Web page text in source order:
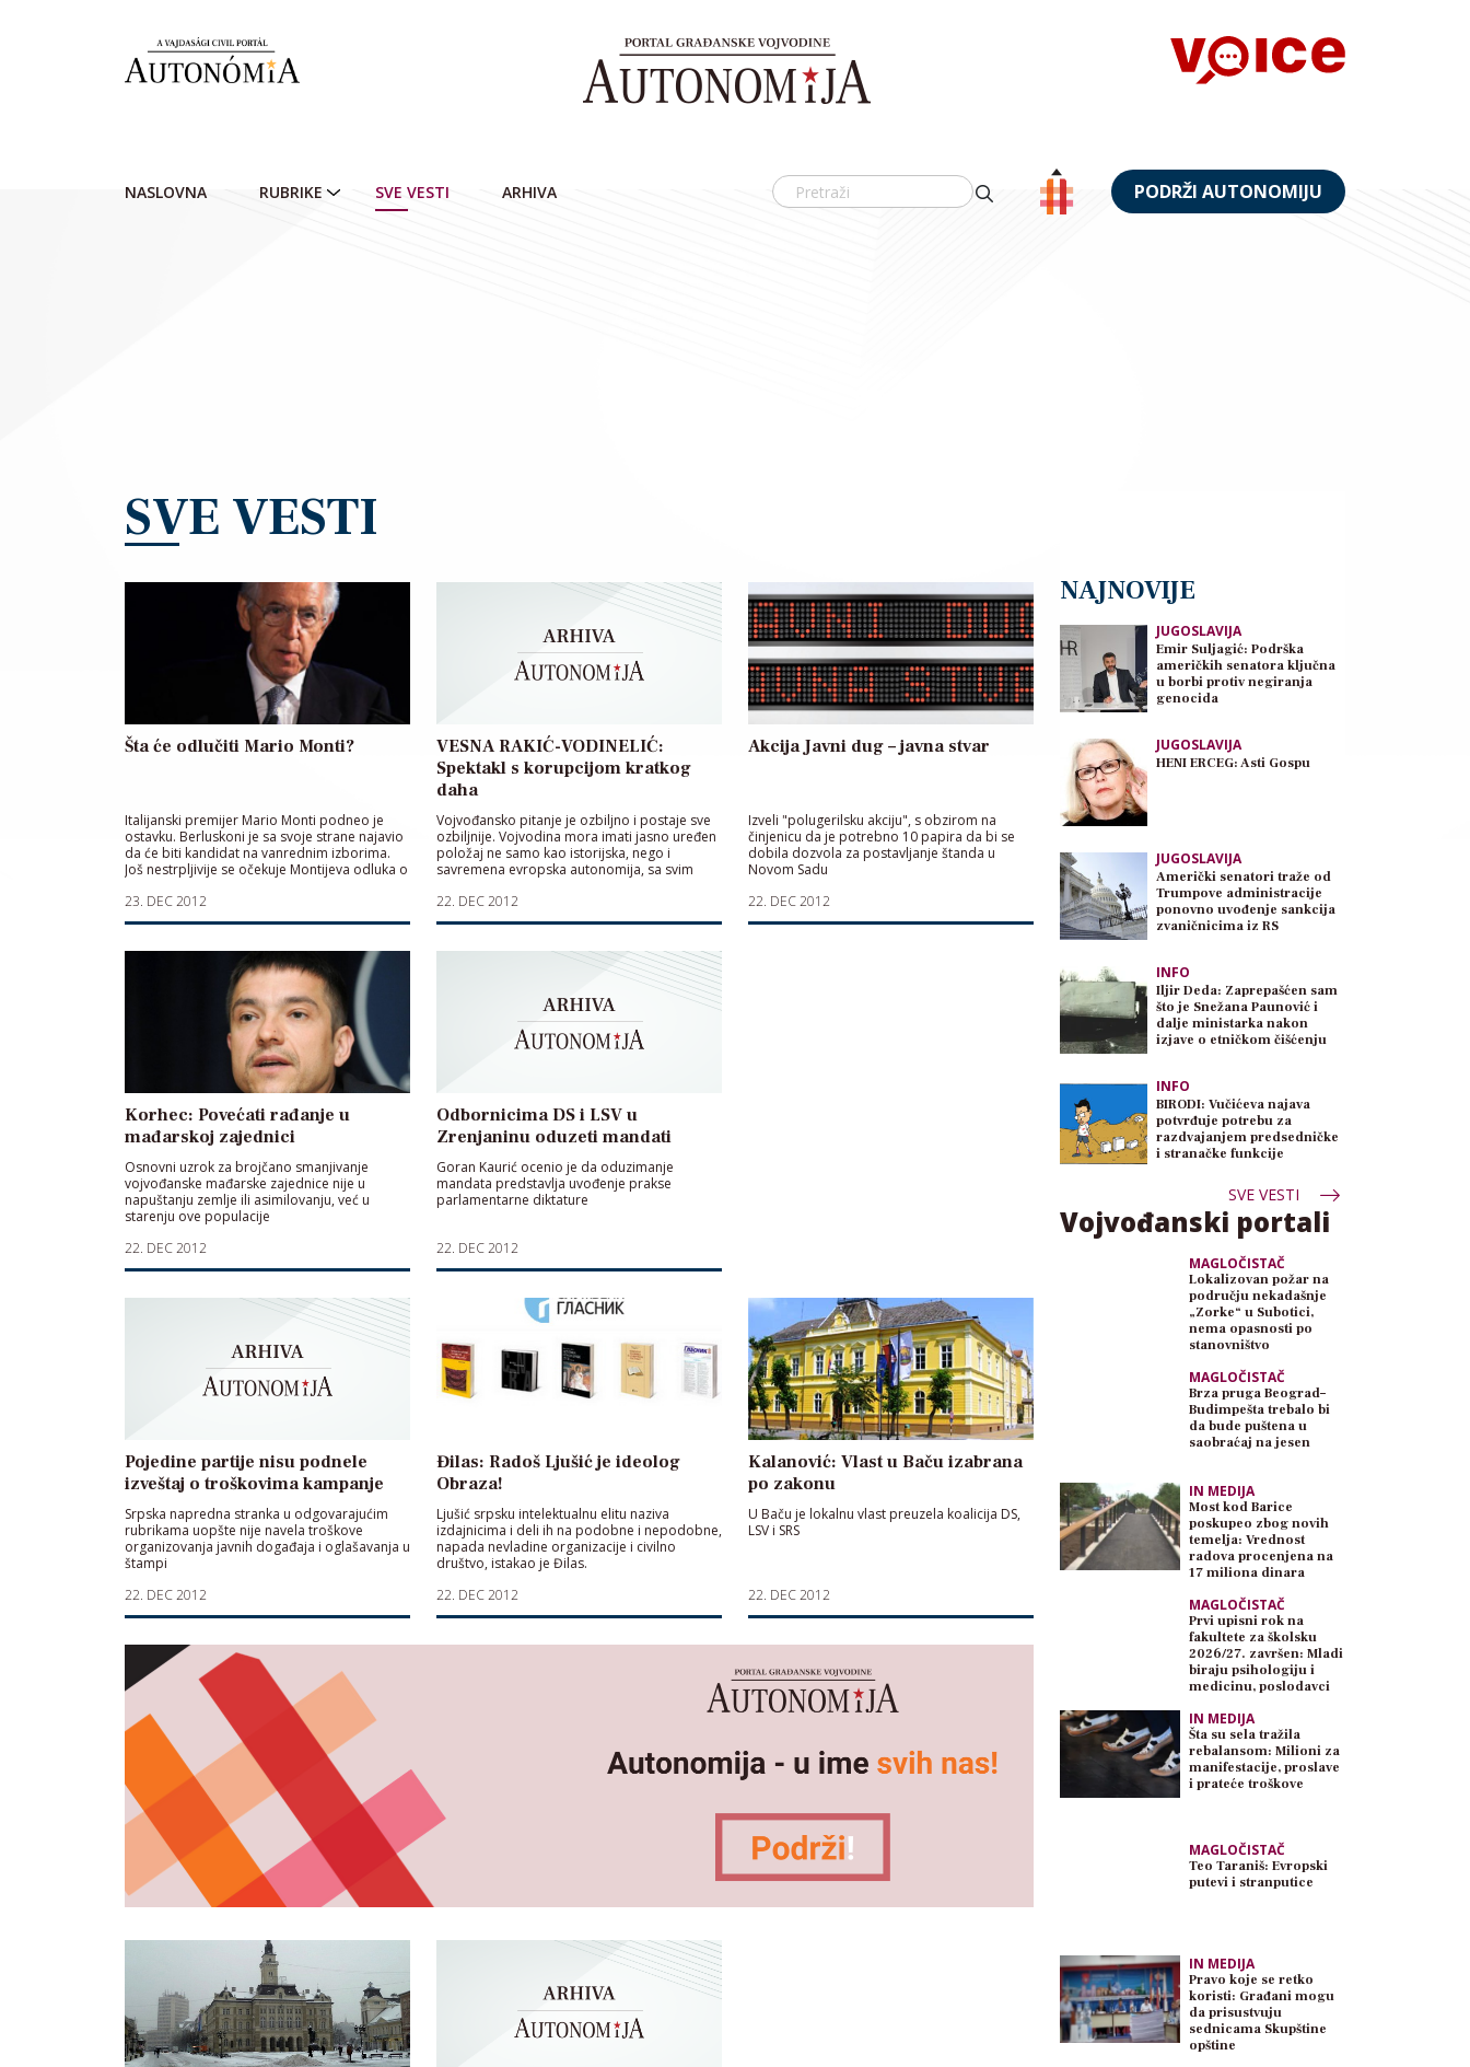
NASLOVNA RUBRIKE SVE VESTI ARHIVA PODRŽI AUTONOMIJU
SVE VESTI
Šta će odlučiti Mario Monti?
Italijanski premijer Mario Monti podneo je
ostavku. Berluskoni je sa svoje strane najavio
da će biti kandidat na vanrednim izborima.
Još nestrpljivije se očekuje Montijeva odluka o
23. DEC 2012
VESNA RAKIĆ-VODINELIĆ:
Spektakl s korupcijom kratkog
daha
Vojvođansko pitanje je ozbiljno i postaje sve
ozbiljnije. Vojvodina mora imati jasno uređen
položaj ne samo kao istorijska, nego i
savremena evropska autonomija, sa svim
uživaju
22. DEC 2012
Akcija Javni dug – javna stvar
Izveli "polugerilsku akciju", s obzirom na
činjenicu da je potrebno 10 papira da bi se
dobila dozvola za postavljanje štanda u
Novom Sadu
22. DEC 2012
Korhec: Povećati rađanje u
mađarskoj zajednici
Osnovni uzrok za brojčano smanjivanje
vojvođanske mađarske zajednice nije u
napuštanju zemlje ili asimilovanju, već u
starenju ove populacije
22. DEC 2012
Odbornicima DS i LSV u
Zrenjaninu oduzeti mandati
Goran Kaurić ocenio je da oduzimanje
mandata predstavlja uvođenje prakse
parlamentarne diktature
22. DEC 2012
Pojedine partije nisu podnele
izveštaj o troškovima kampanje
Srpska napredna stranka u odgovarajućim
rubrikama uopšte nije navela troškove
organizovanja javnih događaja i oglašavanja u
štampi
22. DEC 2012
Đilas: Radoš Ljušić je ideolog
Obraza!
Ljušić srpsku intelektualnu elitu naziva
izdajnicima i deli ih na podobne i nepodobne,
napada nevladine organizacije i civilno
društvo, istakao je Đilas.
22. DEC 2012
Kalanović: Vlast u Baču izabrana
po zakonu
U Baču je lokalnu vlast preuzela koalicija DS,
LSV i SRS
22. DEC 2012
NAJNOVIJE
JUGOSLAVIJA
Emir Suljagić: Podrška
američkih senatora ključna
u borbi protiv negiranja
genocida
JUGOSLAVIJA
HENI ERCEG: Asti Gospu
JUGOSLAVIJA
Američki senatori traže od
Trumpove administracije
ponovno uvođenje sankcija
zvaničnicima iz RS
INFO
Iljir Deda: Zaprepašćen sam
što je Snežana Paunović i
dalje ministarka nakon
izjave o etničkom čišćenju
INFO
BIRODI: Vučićeva najava
potvrđuje potrebu za
razdvajanjem predsedničke
i stranačke funkcije
SVE VESTI
Vojvođanski portali
MAGLOČISTAČ
Lokalizovan požar na
području nekadašnje
„Zorke“ u Subotici,
nema opasnosti po
stanovništvo
MAGLOČISTAČ
Brza pruga Beograd–
Budimpešta trebalo bi
da bude puštena u
saobraćaj na jesen
IN MEDIJA
Most kod Barice
poskupeo zbog novih
temelja: Vrednost
radova procenjena na
17 miliona dinara
MAGLOČISTAČ
Prvi upisni rok na
fakultete za školsku
2026/27. završen: Mladi
biraju psihologiju i
medicinu, poslodavci
IN MEDIJA
Šta su sela tražila
rebalansom: Milioni za
manifestacije, proslave
i prateće troškove
MAGLOČISTAČ
Teo Taraniš: Evropski
putevi i stranputice
IN MEDIJA
Pravo koje se retko
koristi: Građani mogu
da prisustvuju
sednicama Skupštine
opštine